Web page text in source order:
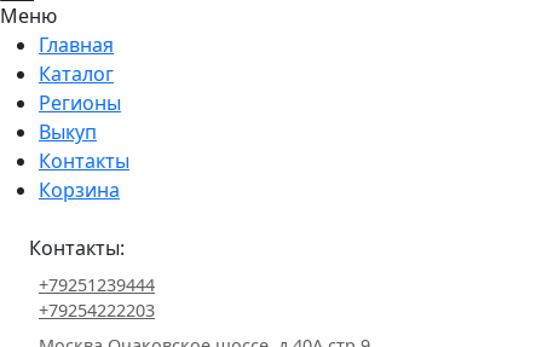
Меню
Главная
Каталог
Регионы
Выкуп
Контакты
Корзина
Контакты:
+79251239444
+79254222203